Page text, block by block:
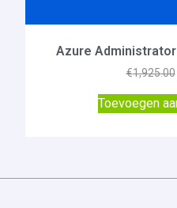
Azure
€1,925.00
Toevoegen